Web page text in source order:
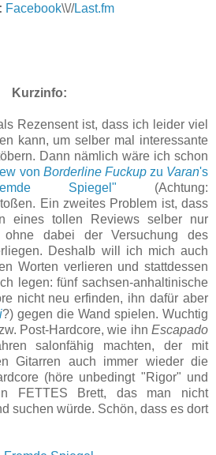
Facebook\\//Last.fm
Kurzinfo:
Rezensent ist, dass ich leider viel
kann, um selber mal interessante
Dann nämlich wäre ich schon
von Borderline Fuckupzu Varan's
Spiegel" (Achtung:
Ein zweites Problem ist, dass
eines tollen Reviews selber nur
dabei der Versuchung des
Deshalb will ich mich auch
Worten verlieren und stattdessen
legen: fünf sachsen-anhaltinische
nicht neu erfinden, ihn dafür aber
?) gegen die Wand spielen. Wuchtig
Post-Hardcore, wie ihn Escapado
salonfähig machten, der mit
Gitarren auch immer wieder die
(höre unbedingt "Rigor" und
FETTES Brett, das man nicht
suchen würde. Schön, dass es dort